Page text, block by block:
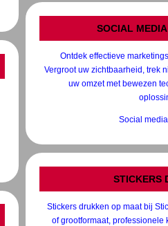
SOCIAL
Ontdek effectieve
Vergroot uw zichtbaarheid, trek
uw omzet met bewezen
Social
STICKERS
Stickers drukken op maat bij
of grootformaat,